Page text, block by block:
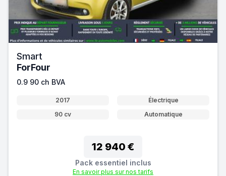
Smart
ForFour
0.9 90 ch BVA
2017
Électrique
90 cv
Automatique
12 940 €
Pack essentiel inclus
En savoir plus sur nos tarifs